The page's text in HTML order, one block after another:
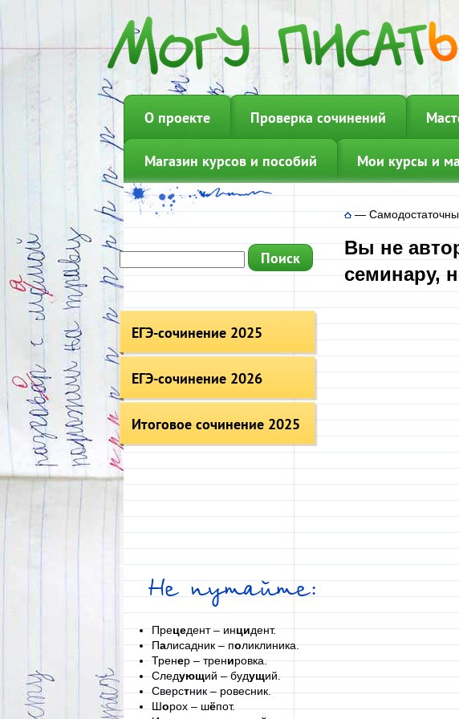
О проекте Проверка сочинений
Магазин курсов и пособий Мои курсы и
ЕГЭ-сочинение 2025
ЕГЭ-сочинение 2026
Итоговое сочинение 2025
Не путайте:
Прецедент – инцидент.
Палисадник – поликлиника.
Тренер – тренировка.
Следующий – будущий.
Сверстник – ровесник.
Шорох – шёпот.
—
Вы не
семинару,